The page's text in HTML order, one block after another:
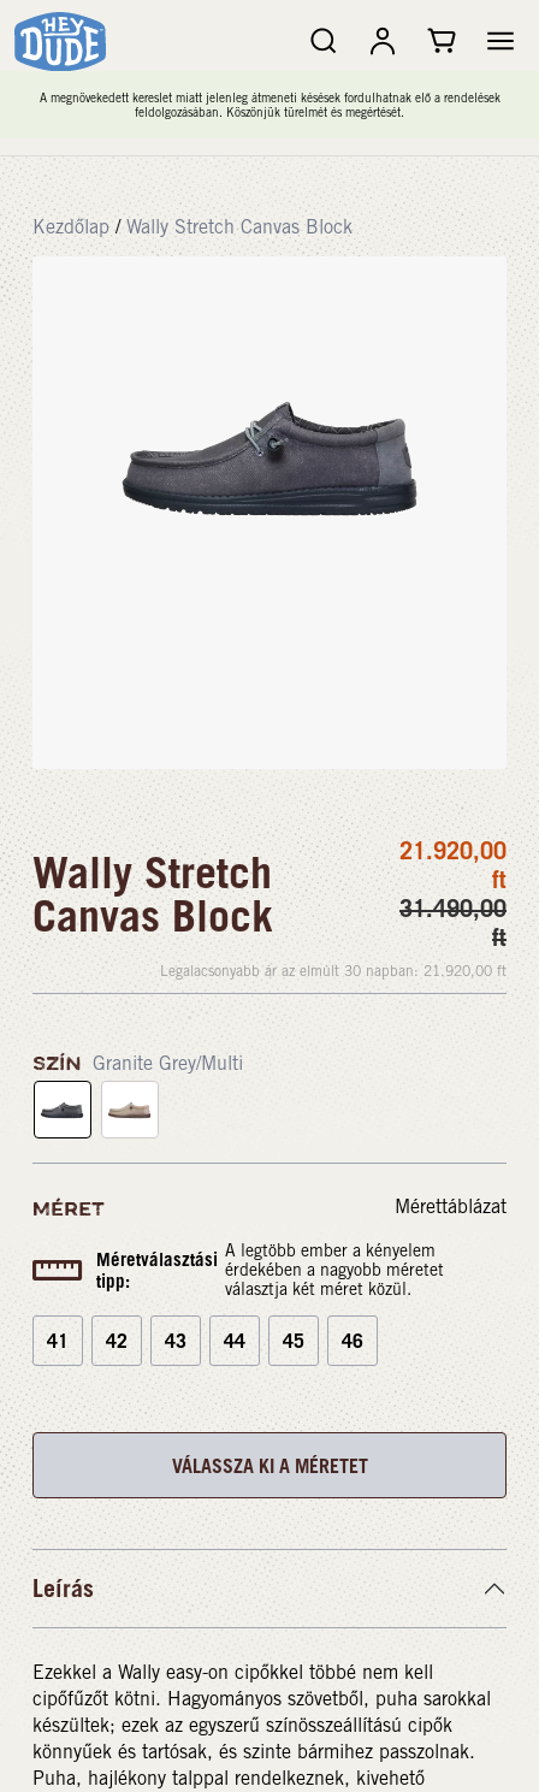
A megnövekedett kereslet miatt jelenleg átmeneti késések fordulhatnak elő a rendelések
feldolgozásában. Köszönjük türelmét és megértését.
Kezdőlap / Wally Stretch Canvas Block
Wally Stretch
Canvas Block
21.920,00
ft
31.490,00
ft
Legalacsonyabb ár az elmúlt 30 napban:21.920,00 ft
SZÍN Granite Grey/Multi
MÉRET Mérettáblázat
Méretválasztási
tipp:
A legtöbb ember a kényelem
érdekében a nagyobb méretet
választja két méret közül.
41 42 43 44 45 46
VÁLASSZA KI A MÉRETET
Leírás
Ezekkel a Wally easy-on cipőkkel többé nem kell
cipőfűzőt kötni. Hagyományos szövetből, puha sarokkal
készültek; ezek az egyszerű színösszeállítású cipők
könnyűek és tartósak, és szinte bármihez passzolnak.
Puha, hajlékony talppal rendelkeznek, kivehető